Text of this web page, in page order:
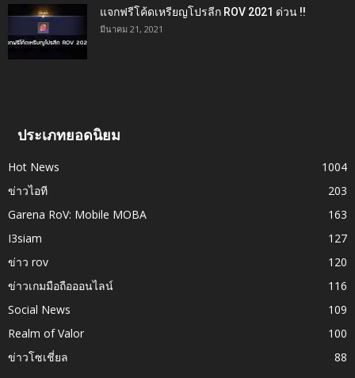
แจกฟรีโค้ดเหรียญโปรลีก ROV 2021 ด่วน !!
มีนาคม 21, 2021
ประเภทยอดนิยม
Hot News
1004
ข่าวไอที
203
Garena RoV: Mobile MOBA
163
I3siam
127
ข่าว rov
120
ข่าวเกมมือถือออนไลน์
116
Social News
109
Realm of Valor
100
ข่าวโซเชี่ยล
88